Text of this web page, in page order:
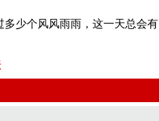
少个风风雨雨，这一天总会有